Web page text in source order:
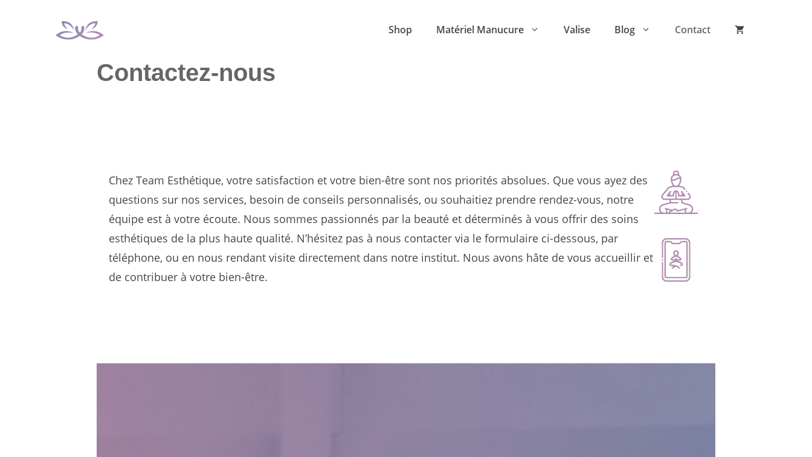
Shop Matériel Manucure Valise Blog Contact
Contactez-nous
Chez Team Esthétique, votre satisfaction et votre bien-être sont nos priorités absolues. Que vous ayez des
questions sur nos services, besoin de conseils personnalisés, ou souhaitiez prendre rendez-vous, notre
équipe est à votre écoute. Nous sommes passionnés par la beauté et déterminés à vous offrir des soins
esthétiques de la plus haute qualité. N’hésitez pas à nous contacter via le formulaire ci-dessous, par
téléphone, ou en nous rendant visite directement dans notre institut. Nous avons hâte de vous accueillir et
de contribuer à votre bien-être.